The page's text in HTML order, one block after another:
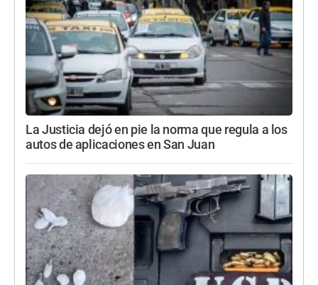
La Justicia dejó en pie la norma que regula a los
autos de aplicaciones en San Juan